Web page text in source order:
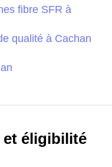
fibre SFR à
qualité à Cachan
et éligibilité